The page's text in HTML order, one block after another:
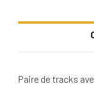
Paire de tracks